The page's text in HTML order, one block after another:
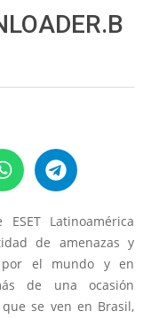
Latinoamérica
de amenazas y
por el mundo y en
de una ocasión
se ven en Brasil,